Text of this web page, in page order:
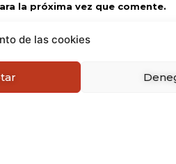
de las cookies
la próxima vez que comente.